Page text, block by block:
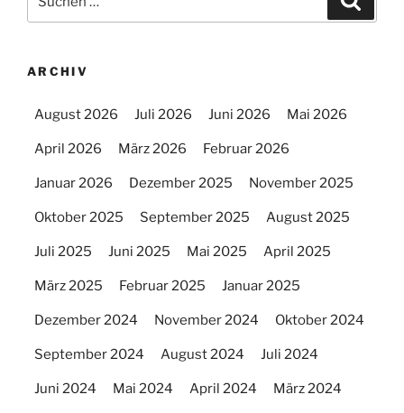
nach:
ARCHIV
August 2026 Juli 2026 Juni 2026 Mai 2026
April 2026 März 2026 Februar 2026
Januar 2026 Dezember 2025 November 2025
Oktober 2025 September 2025 August 2025
Juli 2025 Juni 2025 Mai 2025 April 2025
März 2025 Februar 2025 Januar 2025
Dezember 2024 November 2024 Oktober 2024
September 2024 August 2024 Juli 2024
Juni 2024 Mai 2024 April 2024 März 2024